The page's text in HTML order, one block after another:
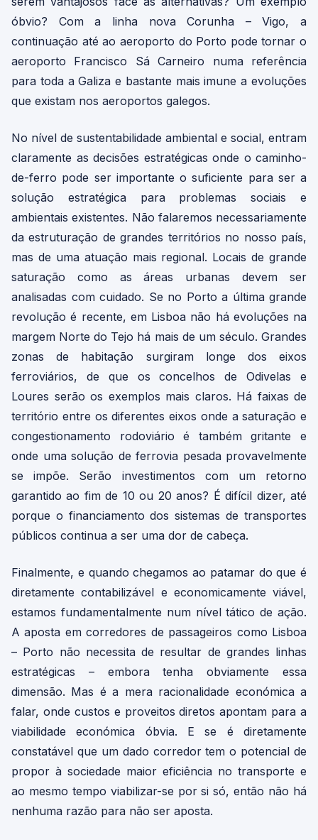
óbvio? Com a linha nova Corunha – Vigo, a
continuação até ao aeroporto do Porto pode tornar o
aeroporto Francisco Sá Carneiro numa referência
para toda a Galiza e bastante mais imune a evoluções
que existam nos aeroportos galegos.
No nível de sustentabilidade ambiental e social, entram
claramente as decisões estratégicas onde o caminho-
de-ferro pode ser importante o suficiente para ser a
solução estratégica para problemas sociais e
ambientais existentes. Não falaremos necessariamente
da estruturação de grandes territórios no nosso país,
mas de uma atuação mais regional. Locais de grande
saturação como as áreas urbanas devem ser
analisadas com cuidado. Se no Porto a última grande
revolução é recente, em Lisboa não há evoluções na
margem Norte do Tejo há mais de um século. Grandes
zonas de habitação surgiram longe dos eixos
ferroviários, de que os concelhos de Odivelas e
Loures serão os exemplos mais claros. Há faixas de
território entre os diferentes eixos onde a saturação e
congestionamento rodoviário é também gritante e
onde uma solução de ferrovia pesada provavelmente
se impõe. Serão investimentos com um retorno
garantido ao fim de 10 ou 20 anos? É difícil dizer, até
porque o financiamento dos sistemas de transportes
públicos continua a ser uma dor de cabeça.
Finalmente, e quando chegamos ao patamar do que é
diretamente contabilizável e economicamente viável,
estamos fundamentalmente num nível tático de ação.
A aposta em corredores de passageiros como Lisboa
– Porto não necessita de resultar de grandes linhas
estratégicas – embora tenha obviamente essa
dimensão. Mas é a mera racionalidade económica a
falar, onde custos e proveitos diretos apontam para a
viabilidade económica óbvia. E se é diretamente
constatável que um dado corredor tem o potencial de
propor à sociedade maior eficiência no transporte e
ao mesmo tempo viabilizar-se por si só, então não há
nenhuma razão para não ser aposta.